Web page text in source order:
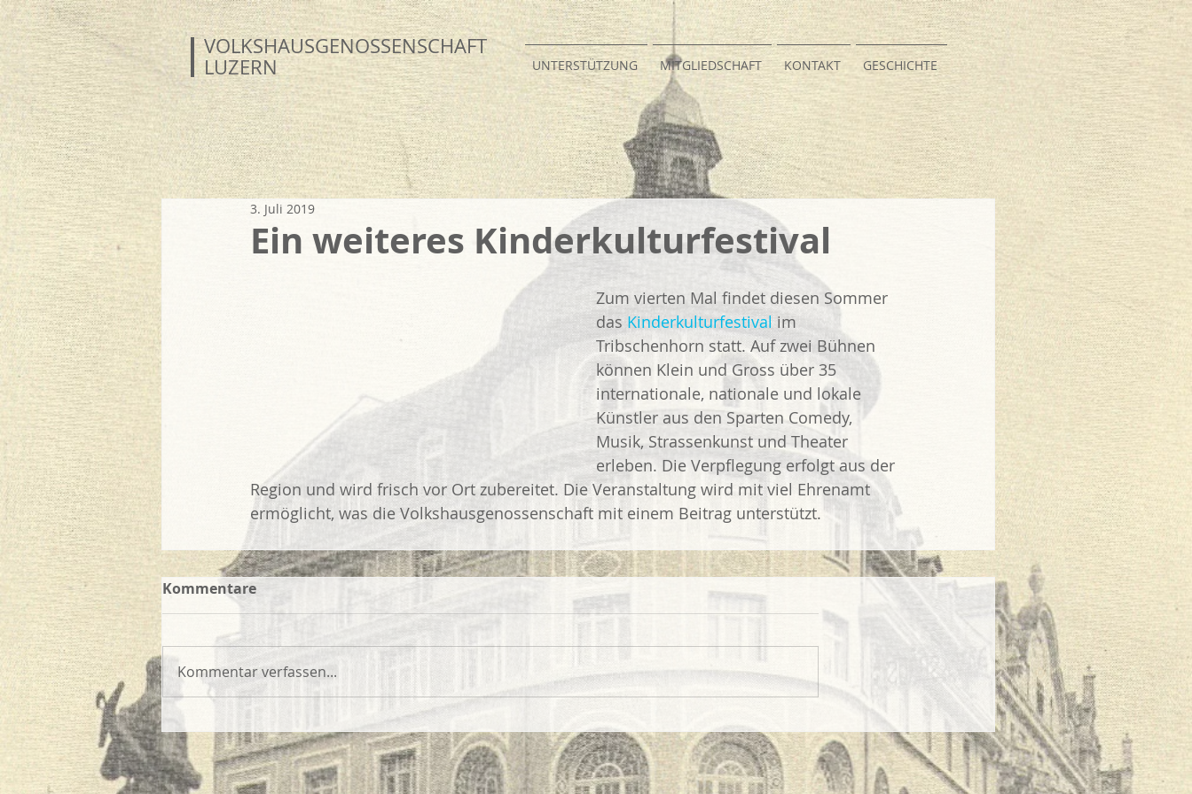
VOLKSHAUSGENOSSENSCHAFT
LUZERN
UNTERSTÜTZUNG MITGLIEDSCHAFT KONTAKT GESCHICHTE
Ein weiteres Kinderkulturfestival
3. Juli 2019
Zum vierten Mal findet diesen Sommer
das Kinderkulturfestival im
Tribschenhorn statt. Auf zwei Bühnen
können Klein und Gross über 35
internationale, nationale und lokale
Künstler aus den Sparten Comedy,
Musik, Strassenkunst und Theater
erleben. Die Verpflegung erfolgt aus der
Region und wird frisch vor Ort zubereitet. Die Veranstaltung wird mit viel Ehrenamt
ermöglicht, was die Volkshausgenossenschaft mit einem Beitrag unterstützt.
Kommentare
Kommentar verfassen...